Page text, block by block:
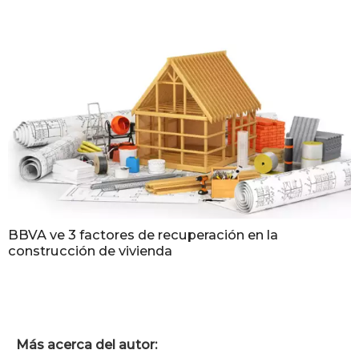
BBVA ve 3 factores de recuperación en la
construcción de vivienda
Más acerca del autor: